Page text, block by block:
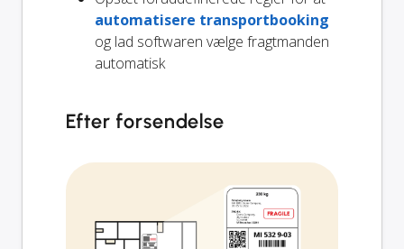
automatisere transportbooking
og lad softwaren vælge fragtmanden
automatisk
Efter forsendelse